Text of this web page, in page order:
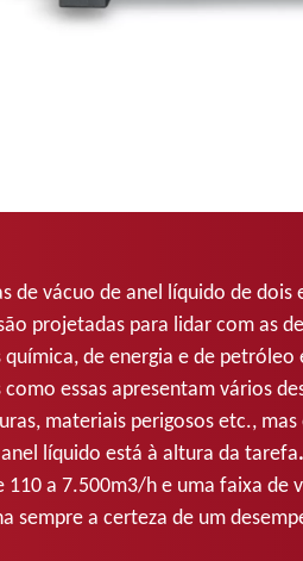
de vácuo de anel líquido de dois
projetadas para lidar com as
química, de energia e de petróleo
como essas apresentam vários
materiais perigosos etc.,
líquido está à altura da tarefa.
110 a 7.500m3/h e uma faixa de
sempre a certeza de um